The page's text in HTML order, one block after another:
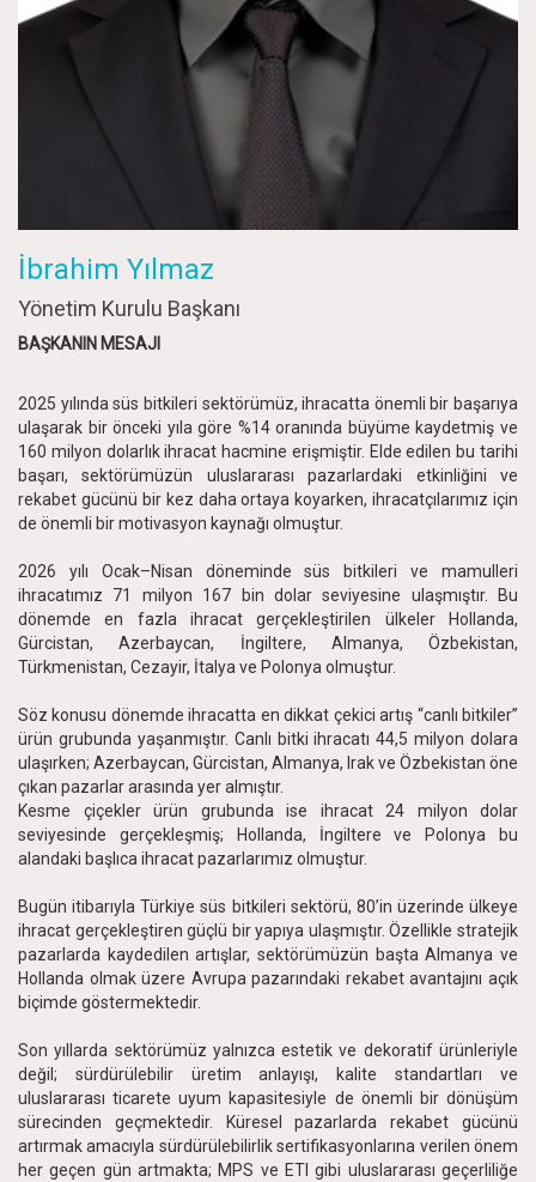
İbrahim Yılmaz
Yönetim Kurulu Başkanı
BAŞKANIN MESAJI
2025 yılında süs bitkileri sektörümüz, ihracatta önemli bir başarıya
ulaşarak bir önceki yıla göre %14 oranında büyüme kaydetmiş ve
160 milyon dolarlık ihracat hacmine erişmiştir. Elde edilen bu tarihi
başarı, sektörümüzün uluslararası pazarlardaki etkinliğini ve
rekabet gücünü bir kez daha ortaya koyarken, ihracatçılarımız için
de önemli bir motivasyon kaynağı olmuştur.
2026 yılı Ocak–Nisan döneminde süs bitkileri ve mamulleri
ihracatımız 71 milyon 167 bin dolar seviyesine ulaşmıştır. Bu
dönemde en fazla ihracat gerçekleştirilen ülkeler Hollanda,
Gürcistan, Azerbaycan, İngiltere, Almanya, Özbekistan,
Türkmenistan, Cezayir, İtalya ve Polonya olmuştur.
Söz konusu dönemde ihracatta en dikkat çekici artış “canlı bitkiler”
ürün grubunda yaşanmıştır. Canlı bitki ihracatı 44,5 milyon dolara
ulaşırken; Azerbaycan, Gürcistan, Almanya, Irak ve Özbekistan öne
çıkan pazarlar arasında yer almıştır.
Kesme çiçekler ürün grubunda ise ihracat 24 milyon dolar
seviyesinde gerçekleşmiş; Hollanda, İngiltere ve Polonya bu
alandaki başlıca ihracat pazarlarımız olmuştur.
Bugün itibarıyla Türkiye süs bitkileri sektörü, 80’in üzerinde ülkeye
ihracat gerçekleştiren güçlü bir yapıya ulaşmıştır. Özellikle stratejik
pazarlarda kaydedilen artışlar, sektörümüzün başta Almanya ve
Hollanda olmak üzere Avrupa pazarındaki rekabet avantajını açık
biçimde göstermektedir.
Son yıllarda sektörümüz yalnızca estetik ve dekoratif ürünleriyle
değil; sürdürülebilir üretim anlayışı, kalite standartları ve
uluslararası ticarete uyum kapasitesiyle de önemli bir dönüşüm
sürecinden geçmektedir. Küresel pazarlarda rekabet gücünü
artırmak amacıyla sürdürülebilirlik sertifikasyonlarına verilen önem
her geçen gün artmakta; MPS ve ETI gibi uluslararası geçerliliğe